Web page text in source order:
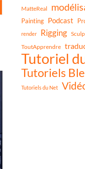
MatteReal
Painting Podcast
render Rigging
ToutApprendre
Tutoriel
Tutoriels
Tutoriels du Net